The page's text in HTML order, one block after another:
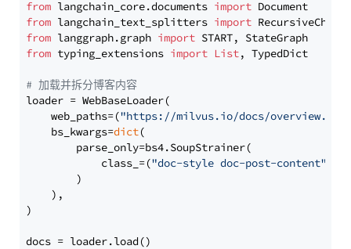
from langchain_core.documents import
from langchain_text_splitters import
from langgraph.graph import
from typing_extensions import List, TypedDict
# 加载并拆分博客内容
loader = WebBaseLoader(
    web_paths=(
"https://milvus.io/docs/overview.md"
    bs_kwargs=
dict(
        parse_only=bs4.SoupStrainer(
            class_=(
"doc-style doc-post-content"
        )
    ),
)
docs = loader.load()